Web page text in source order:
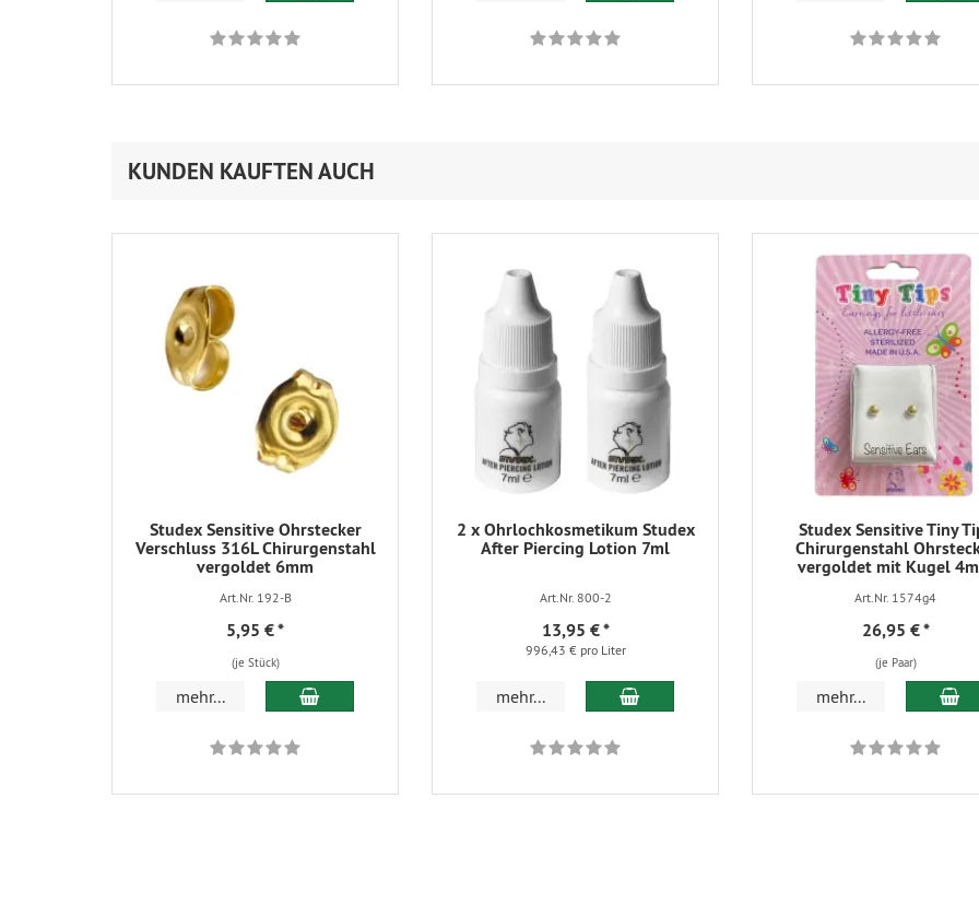
KUNDEN KAUFTEN AUCH
Studex Sensitive Ohrstecker
Verschluss 316L Chirurgenstahl
vergoldet 6mm
Art.Nr. 192-B
5,95 €*
(je Stück)
mehr... In den Warenkorb
2 x Ohrlochkosmetikum Studex
After Piercing Lotion 7ml
Art.Nr. 800-2
13,95 €*
996,43 € pro Liter
mehr... In den Warenkorb
Studex Sensitive​ Tiny
Chirurgenstahl
vergoldet mit Kugel
Art.Nr. 1574g4
26,95 €*
(je Paar)
mehr... In